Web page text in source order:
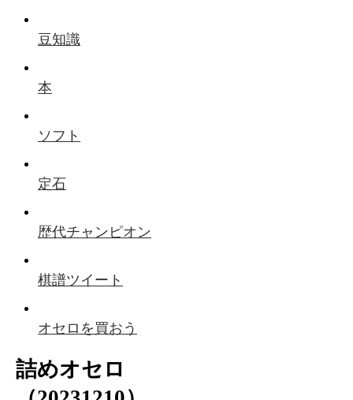
豆知識
本
ソフト
定石
歴代チャンピオン
棋譜ツイート
オセロを買おう
詰めオセロ